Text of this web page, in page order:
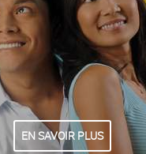
EN SAVOIR PLUS